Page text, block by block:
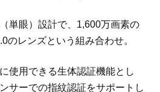
単眼）設計で、1,600万画素の
のレンズという組み合わせ。
使用できる生体認証機能とし
サーでの指紋認証をサポートし